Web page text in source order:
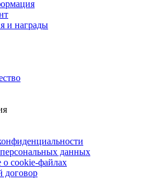
и награды
данных
cookie-файлах
договор